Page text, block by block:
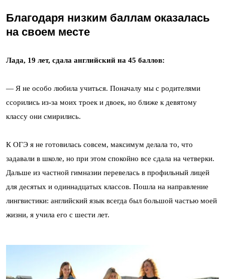
Благодаря низким баллам оказалась
на своем месте
Лада, 19 лет, сдала английский на 45 баллов:
— Я не особо любила учиться. Поначалу мы с родителями
ссорились из-за моих троек и двоек, но ближе к девятому
классу они смирились.
К ОГЭ я не готовилась совсем, максимум делала то, что
задавали в школе, но при этом спокойно все сдала на четверки.
Дальше из частной гимназии перевелась в профильный лицей
для десятых и одиннадцатых классов. Пошла на направление
лингвистики: английский язык всегда был большой частью моей
жизни, я учила его с шести лет.